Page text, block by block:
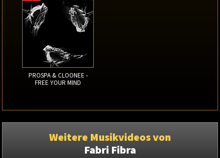
PROSPA & CLOONEE -
FREE YOUR MIND
Weitere Musikvideos von
Fabri Fibra